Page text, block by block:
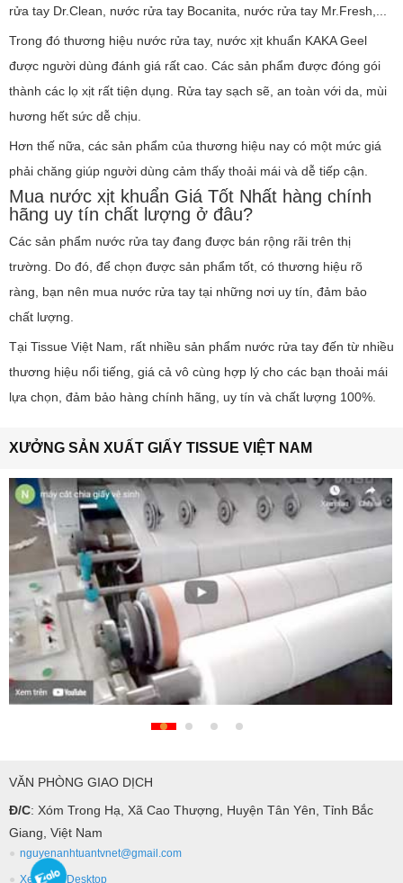
rửa tay Dr.Clean, nước rửa tay Bocanita, nước rửa tay Mr.Fresh,...
Trong đó thương hiệu nước rửa tay, nước xịt khuẩn KAKA Geel
được người dùng đánh giá rất cao. Các sản phẩm được đóng gói
thành các lọ xịt rất tiện dụng. Rửa tay sạch sẽ, an toàn với da, mùi
hương hết sức dễ chịu.
Hơn thế nữa, các sản phẩm của thương hiệu nay có một mức giá
phải chăng giúp người dùng cảm thấy thoải mái và dễ tiếp cận.
Mua nước xịt khuẩn Giá Tốt Nhất hàng chính
hãng uy tín chất lượng ở đâu?
Các sản phẩm nước rửa tay đang được bán rộng rãi trên thị
trường. Do đó, để chọn được sản phẩm tốt, có thương hiệu rõ
ràng, bạn nên mua nước rửa tay tại những nơi uy tín, đảm bảo
chất lượng.
Tại Tissue Việt Nam, rất nhiều sản phẩm nước rửa tay đến từ nhiều
thương hiệu nổi tiếng, giá cả vô cùng hợp lý cho các bạn thoải mái
lựa chọn, đảm bảo hàng chính hãng, uy tín và chất lượng 100%.
XƯỞNG SẢN XUẤT GIẤY TISSUE VIỆT NAM
VĂN PHÒNG GIAO DỊCH
Đ/C: Xóm Trong Hạ, Xã Cao Thượng, Huyện Tân Yên, Tỉnh Bắc
Giang, Việt Nam
nguyenanhtuantvnet@gmail.com
Xem bản Desktop